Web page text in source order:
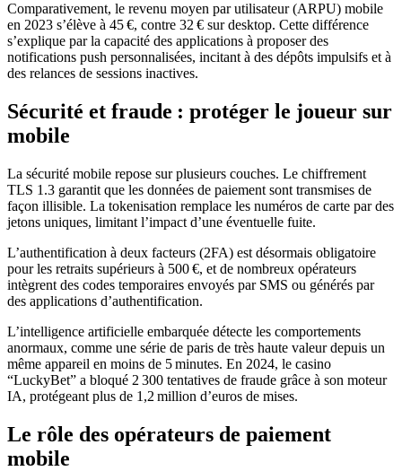
Comparativement, le revenu moyen par utilisateur (ARPU) mobile
en 2023 s’élève à 45 €, contre 32 € sur desktop. Cette différence
s’explique par la capacité des applications à proposer des
notifications push personnalisées, incitant à des dépôts impulsifs et à
des relances de sessions inactives.
Sécurité et fraude : protéger le joueur sur
mobile
La sécurité mobile repose sur plusieurs couches. Le chiffrement
TLS 1.3 garantit que les données de paiement sont transmises de
façon illisible. La tokenisation remplace les numéros de carte par des
jetons uniques, limitant l’impact d’une éventuelle fuite.
L’authentification à deux facteurs (2FA) est désormais obligatoire
pour les retraits supérieurs à 500 €, et de nombreux opérateurs
intègrent des codes temporaires envoyés par SMS ou générés par
des applications d’authentification.
L’intelligence artificielle embarquée détecte les comportements
anormaux, comme une série de paris de très haute valeur depuis un
même appareil en moins de 5 minutes. En 2024, le casino
“LuckyBet” a bloqué 2 300 tentatives de fraude grâce à son moteur
IA, protégeant plus de 1,2 million d’euros de mises.
Le rôle des opérateurs de paiement
mobile